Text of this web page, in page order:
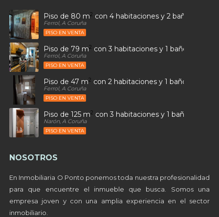
Piso de 80 m2 con 4 habitaciones y 2 baños en
Ferrol, A Coruña
PISO EN VENTA
Piso de 79 m2 con 3 habitaciones y 1 baños en
Ferrol, A Coruña
PISO EN VENTA
Piso de 47 m2 con 2 habitaciones y 1 baños en
Ferrol, A Coruña
PISO EN VENTA
Piso de 125 m2 con 3 habitaciones y 1 baños en
Narón, A Coruña
PISO EN VENTA
NOSOTROS
En Inmobiliaria O Ponto ponemos toda nuestra profesionalidad
para que encuentre el inmueble que busca. Somos una
empresa joven y con una amplia experiencia en el sector
inmobiliario.